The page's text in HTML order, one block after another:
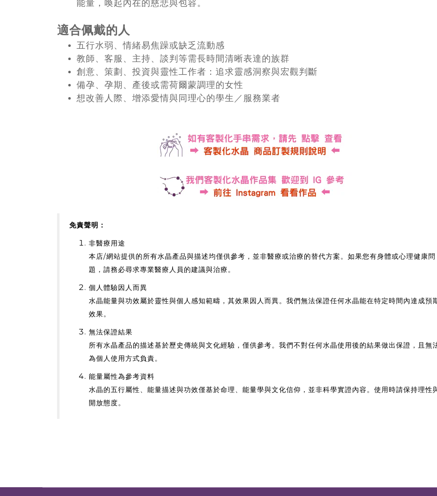
能量，喚起內在的慈悲與包容。
適合佩戴的人
五行水弱、情緒易焦躁或缺乏流動感
教師、客服、主持、談判等需長時間清晰表達的族群
創意、策劃、投資與靈性工作者：追求靈感洞察與宏觀判斷
備孕、孕期、產後或需荷爾蒙調理的女性
想改善人際、增添愛情與同理心的學生／服務業者
免責聲明：
非醫療用途
本店/網站提供的所有水晶產品與描述均僅供參考，並非醫療或治療的替代方案。如果您有身體或心理健康問
題，請務必尋求專業醫療人員的建議與治療。
個人體驗因人而異
水晶能量與功效屬於靈性與個人感知範疇，其效果因人而異。我們無法保證任何水晶能在特定時間內達成預
效果。
無法保證結果
所有水晶產品的描述基於歷史傳統與文化經驗，僅供參考。我們不對任何水晶使用後的結果做出保證，且無
為個人使用方式負責。
能量屬性為參考資料
水晶的五行屬性、能量描述與功效僅基於命理、能量學與文化信仰，並非科學實證內容。使用時請保持理性
開放態度。